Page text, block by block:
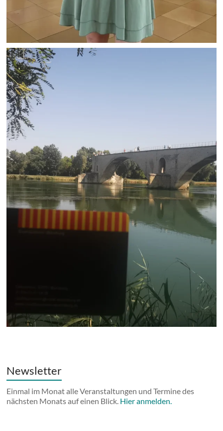
Newsletter
Einmal im Monat alle Veranstaltungen und Termine des
nächsten Monats auf einen Blick. Hier anmelden.